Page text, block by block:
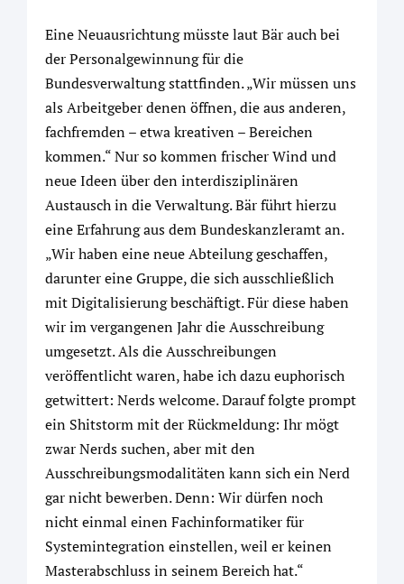
Eine Neuausrichtung müsste laut Bär auch bei
der Personalgewinnung für die
Bundesverwaltung stattfinden. „Wir müssen uns
als Arbeitgeber denen öffnen, die aus anderen,
fachfremden – etwa kreativen – Bereichen
kommen.“ Nur so kommen frischer Wind und
neue Ideen über den interdisziplinären
Austausch in die Verwaltung. Bär führt hierzu
eine Erfahrung aus dem Bundeskanzleramt an.
„Wir haben eine neue Abteilung geschaffen,
darunter eine Gruppe, die sich ausschließlich
mit Digitalisierung beschäftigt. Für diese haben
wir im vergangenen Jahr die Ausschreibung
umgesetzt. Als die Ausschreibungen
veröffentlicht waren, habe ich dazu euphorisch
getwittert: Nerds welcome. Darauf folgte prompt
ein Shitstorm mit der Rückmeldung: Ihr mögt
zwar Nerds suchen, aber mit den
Ausschreibungsmodalitäten kann sich ein Nerd
gar nicht bewerben. Denn: Wir dürfen noch
nicht einmal einen Fachinformatiker für
Systemintegration einstellen, weil er keinen
Masterabschluss in seinem Bereich hat.“